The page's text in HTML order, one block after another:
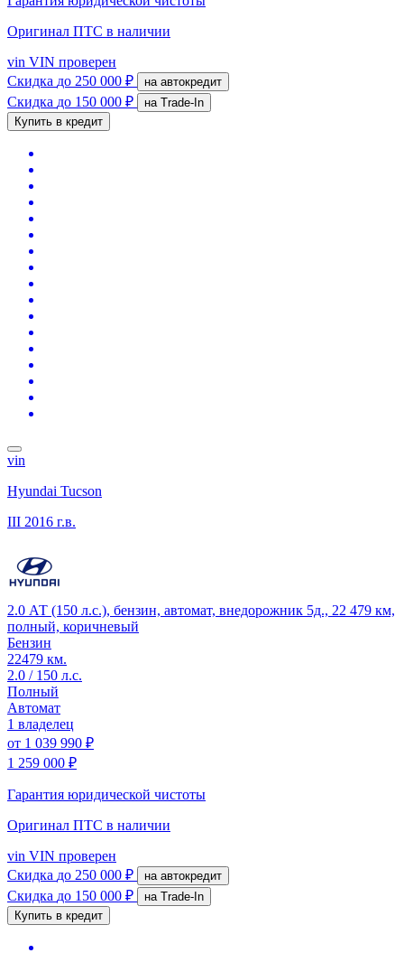
Оригинал ПТС в наличии
vin VIN проверен
Скидка до 250 000 ₽ на автокредит
Скидка до 150 000 ₽
на Trade-In
Купить в кредит
vin
Hyundai Tucson
III 2016 г.в.
2.0 АТ (150 л.с.), бензин, автомат, внедорожник 5д., 22 479 км,
полный, коричневый
Бензин
22479 км.
2.0 / 150 л.с.
Полный
Автомат
1 владелец
от 1 039 990 ₽
1 259 000 ₽
Гарантия юридической чистоты
Оригинал ПТС в наличии
vin VIN проверен
Скидка до 250 000 ₽ на автокредит
Скидка до 150 000 ₽
на Trade-In
Купить в кредит